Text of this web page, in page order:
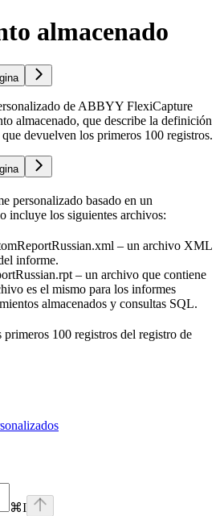
almacenado
de ABBYY FlexiCapture
almacenado, que describe la definición
devuelven los primeros 100 registros.
personalizado basado en un
incluye los siguientes archivos:
– un archivo XML
informe.
– un archivo que contiene
es el mismo para los informes
almacenados y consultas SQL.
100 registros del registro de
⌘I